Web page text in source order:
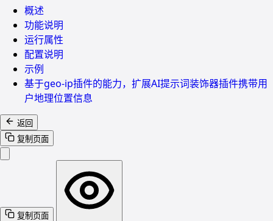
概述
功能说明
运行属性
配置说明
示例
基于geo-ip插件的能力，扩展AI提示词装饰器插件携带用
户地理位置信息
返回
复制页面
复制页面